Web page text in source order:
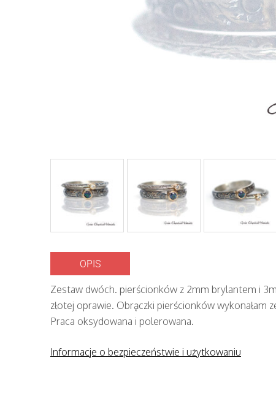
OPIS
Zestaw dwóch. pierścionków z 2mm brylantem i
złotej oprawie. Obrączki pierścionków wykonałam
Praca oksydowana i polerowana.
Informacje o bezpieczeństwie i użytkowaniu